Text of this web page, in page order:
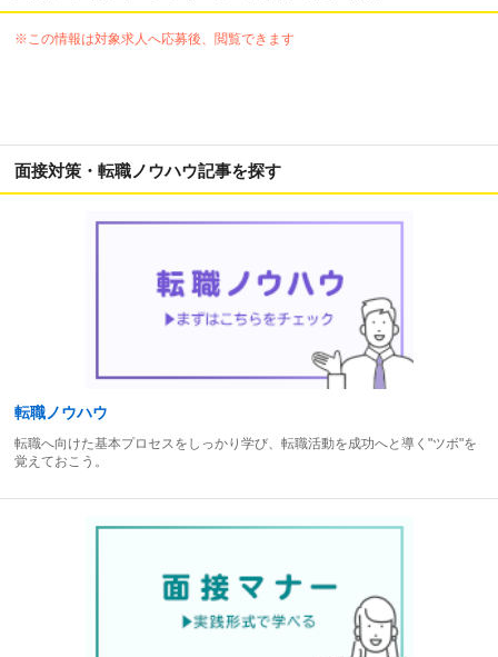
※この情報は対象求人へ応募後、閲覧できます
面接対策・転職ノウハウ記事を探す
転職ノウハウ
転職へ向けた基本プロセスをしっかり学び、転職活動を成功へと導く"ツボ"を
覚えておこう。